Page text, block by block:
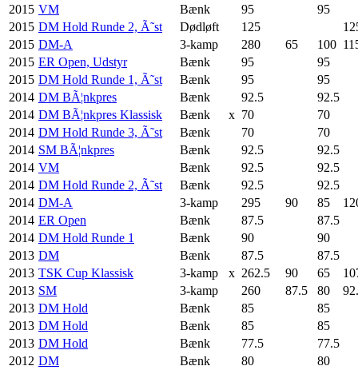
2015 VM Bænk 95
95
2015 DM Hold Runde 2, Ã˜st Dødløft 125
2015 DM-A 3-kamp 280 65 100
2015 ER Open, Udstyr Bænk 95
95
2015 DM Hold Runde 1, Ã˜st Bænk 95
95
2014 DM BÃ¦nkpres Bænk 92.5
92.5
2014 DM BÃ¦nkpres Klassisk Bænk x 70
70
2014 DM Hold Runde 3, Ã˜st Bænk 70
70
2014 SM BÃ¦nkpres Bænk 92.5
92.5
2014 VM Bænk 92.5
92.5
2014 DM Hold Runde 2, Ã˜st Bænk 92.5
92.5
2014 DM-A 3-kamp 295 90 85
2014 ER Open Bænk 87.5
87.5
2014 DM Hold Runde 1 Bænk 90
90
2013 DM Bænk 87.5
87.5
2013 TSK Cup Klassisk 3-kamp x 262.5 90 65
2013 SM 3-kamp 260 87.5 80
2013 DM Hold Bænk 85
85
2013 DM Hold Bænk 85
85
2013 DM Hold Bænk 77.5
77.5
2012 DM Bænk 80
80